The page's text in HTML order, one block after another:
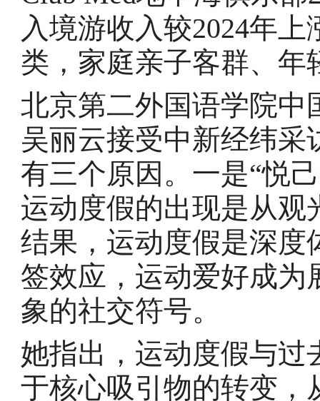
入境游收入较2024年
类，家庭亲子客群、年
北京第二外国语学院中
吴丽云接受中新经纬
有三个原因。一是“悦
运动度假的出现是从观
结果，运动度假是深度
签效应，运动爱好成为
象的社交符号。
她指出，运动度假与过
于核心吸引物的转变，